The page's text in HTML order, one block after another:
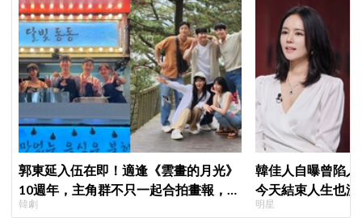
郭東延入伍在即！適逢《雲畫的月光》
10週年，主角群不只一起合拍畫報，還
錄製特別節目
韓劇
韓佳人自曝曾陷
今天結束人生也
YouTube重拾生
明星